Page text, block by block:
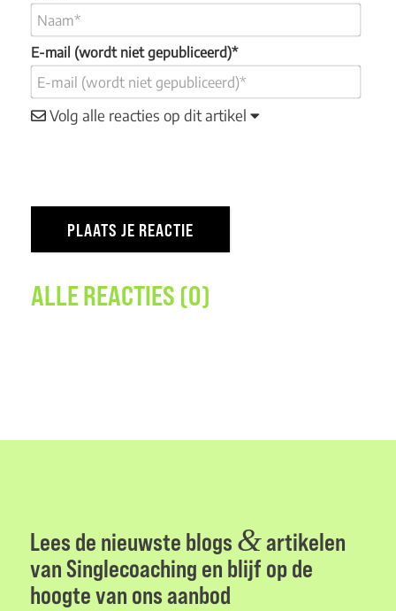
E-mail (wordt niet gepubliceerd)*
Volg alle reacties op dit artikel
ALLE REACTIES (0)
Lees de nieuwste blogs &artikelen
van Singlecoaching en blijf op de
hoogte van ons aanbod